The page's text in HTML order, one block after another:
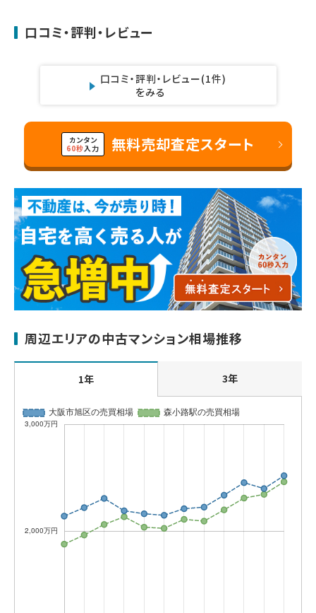
口コミ・評判・レビュー
口コミ・評判・レビュー
をみる
(1件)
カンタン
60秒入力 無料売却査定スタート
周辺エリアの中古マンション相場推移
1年 3年